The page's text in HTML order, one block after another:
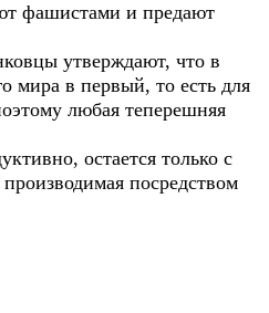
фашистами и предают
утверждают, что в
мира в первый, то есть для
любая теперешняя
остается только с
посредством